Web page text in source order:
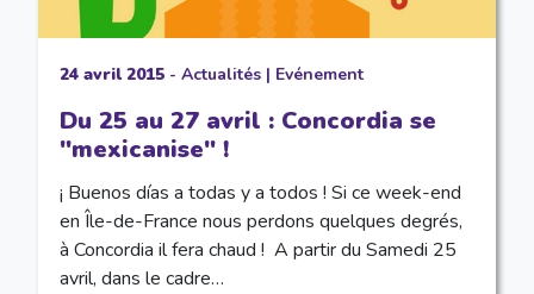
24 avril 2015- Actualités| Evénement
Du 25 au 27 avril : Concordia se
"mexicanise" !
¡ Buenos días a todas y a todos ! Si ce week-end
en Île-de-France nous perdons quelques degrés,
à Concordia il fera chaud ! A partir du Samedi 25
avril, dans le cadre…